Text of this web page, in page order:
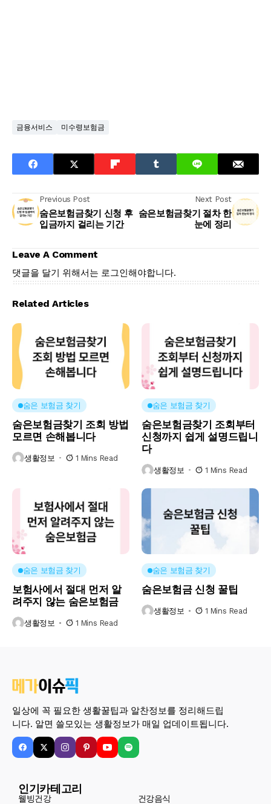
금융서비스 미수령보험금
Previous Post
숨은보험금찾기 신청 후
입금까지 걸리는 기간
Next Post
숨은보험금찾기 절차 한
눈에 정리
Leave A Comment
댓글을 달기 위해서는 로그인해야합니다.
Related Articles
숨은 보험금 찾기
숨은보험금찾기 조회 방법
모르면 손해봅니다
생활정보 1 Mins Read
숨은 보험금 찾기
숨은보험금찾기 조회부터
신청까지 쉽게 설명드립니
다
생활정보 1 Mins Read
숨은 보험금 찾기
보험사에서 절대 먼저 알
려주지 않는 숨은보험금
생활정보 1 Mins Read
숨은 보험금 찾기
숨은보험금 신청 꿀팁
생활정보 1 Mins Read
일상에 꼭 필요한 생활꿀팁과 알찬정보를 정리해드립
니다. 알면 쓸모있는 생활정보가 매일 업데이트됩니다.
인기카테고리
웰빙건강 건강음식